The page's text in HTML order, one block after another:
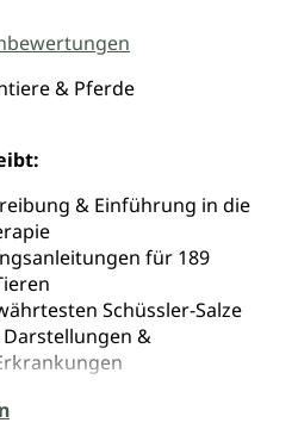
& Pferde
& Einführung in die
für 189
Schüssler-Salze
&